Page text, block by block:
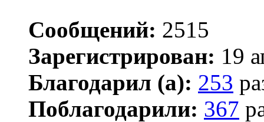
Сообщений: 2515
Зарегистрирован: 19
Благодарил (а): 253
Поблагодарили: 367